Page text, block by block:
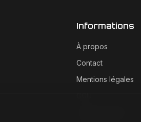
Informations
À propos
Contact
Mentions légales
CGU